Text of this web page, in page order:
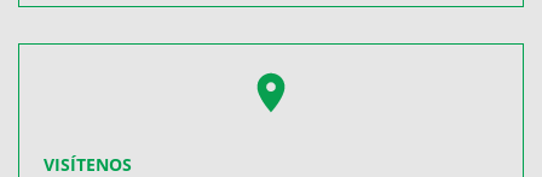
VISÍTENOS